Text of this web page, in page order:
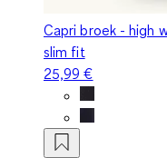
Capri broek - high
slim fit
25,99 €